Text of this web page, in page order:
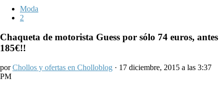
Moda
2
Chaqueta de motorista Guess por sólo 74 euros, antes
185€!!
porChollos y ofertas en Cholloblog · 17 diciembre, 2015 a las 3:37
PM